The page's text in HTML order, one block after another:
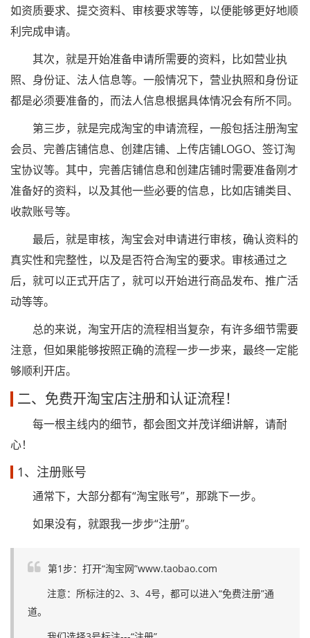
如资质要求、提交资料、审核要求等等，以便能够更好地顺
利完成申请。
其次，就是开始准备申请所需要的资料，比如营业执
照、身份证、法人信息等。一般情况下，营业执照和身份证
都是必须要准备的，而法人信息根据具体情况会有所不同。
第三步，就是完成淘宝的申请流程，一般包括注册淘宝
会员、完善店铺信息、创建店铺、上传店铺LOGO、签订淘
宝协议等。其中，完善店铺信息和创建店铺时需要准备刚才
准备好的资料，以及其他一些必要的信息，比如店铺类目、
收款账号等。
最后，就是审核，淘宝会对申请进行审核，确认资料的
真实性和完整性，以及是否符合淘宝的要求。审核通过之
后，就可以正式开店了，就可以开始进行商品发布、推广活
动等等。
总的来说，淘宝开店的流程相当复杂，有许多细节需要
注意，但如果能够按照正确的流程一步一步来，最终一定能
够顺利开店。
二、免费开淘宝店注册和认证流程！
每一根主线内的细节，都会图文并茂详细讲解，请耐
心！
1、注册账号
通常下，大部分都有“淘宝账号”，那跳下一步。
如果没有，就跟我一步步“注册”。
第1步：打开“淘宝网”www.taobao.com
注意：所标注的2、3、4号，都可以进入“免费注册”通
道。